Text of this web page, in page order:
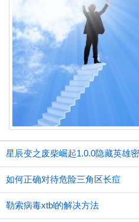
星辰变之废柴崛起1.0.0隐藏英雄
如何正确对待危险三角区长痘
勒索病毒xtbl的解决方法